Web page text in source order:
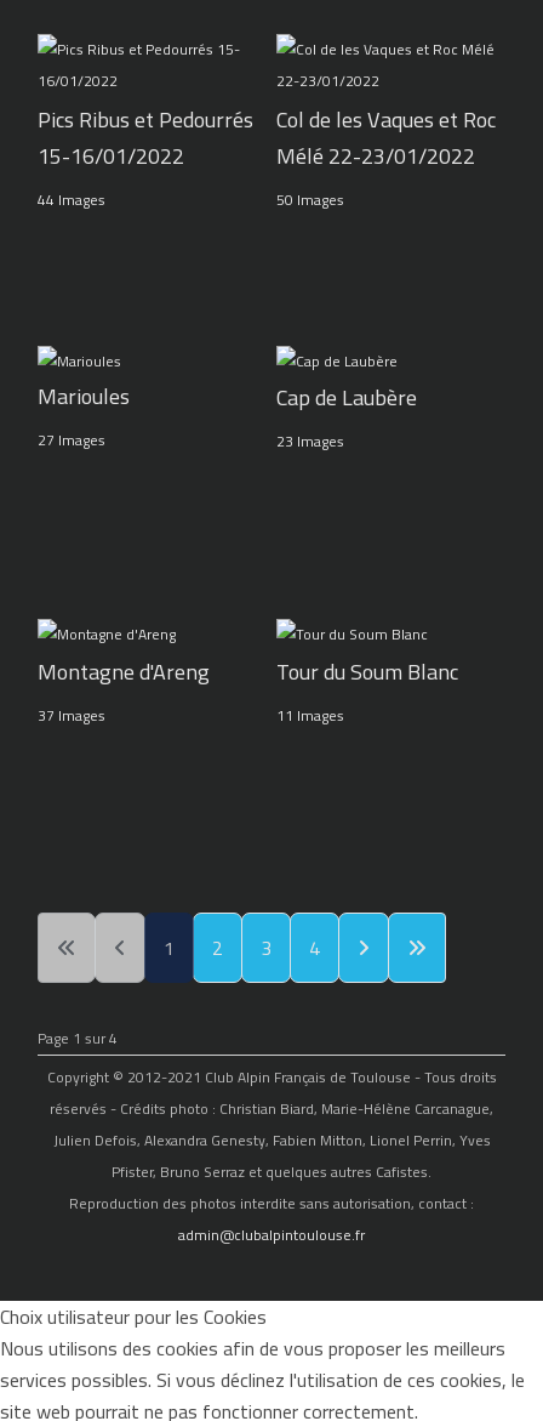
Pics Ribus et Pedourrés
15-16/01/2022
44 Images
Col de les Vaques et Roc
Mélé 22-23/01/2022
50 Images
Marioules
27 Images
Cap de Laubère
23 Images
Montagne d'Areng
37 Images
Tour du Soum Blanc
11 Images
1 2 3 4
Page 1 sur 4
Copyright © 2012-2021 Club Alpin Français de Toulouse - Tous droits
réservés - Crédits photo : Christian Biard, Marie-Hélène Carcanague,
Julien Defois, Alexandra Genesty, Fabien Mitton, Lionel Perrin, Yves
Pfister, Bruno Serraz et quelques autres Cafistes.
Reproduction des photos interdite sans autorisation, contact :
admin@clubalpintoulouse.fr
Choix utilisateur pour les Cookies
Nous utilisons des cookies afin de vous proposer les meilleurs
services possibles. Si vous déclinez l'utilisation de ces cookies, le
site web pourrait ne pas fonctionner correctement.